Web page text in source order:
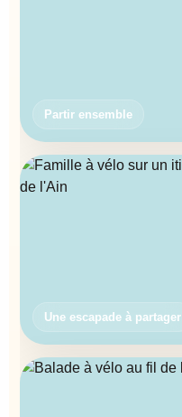
Partir ensemble
Une escapade à partager